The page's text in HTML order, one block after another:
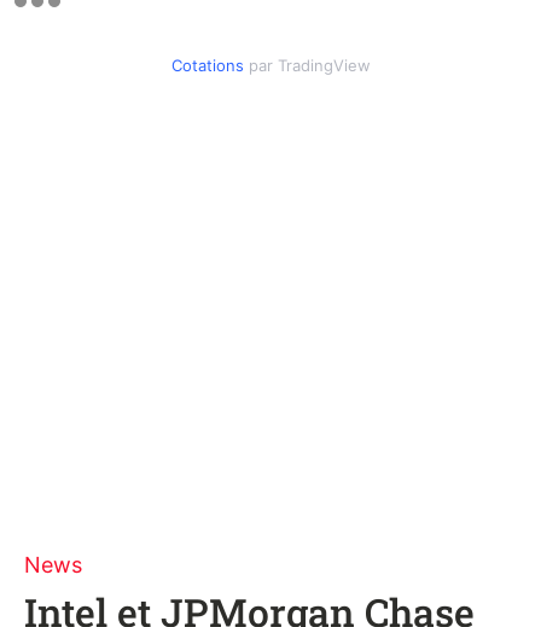
Cotations par TradingView
News
Intel et JPMorgan Chase